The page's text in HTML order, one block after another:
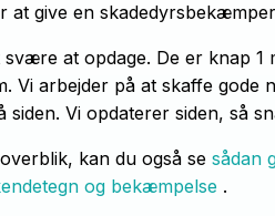
give en
at opdage. De er knap 1
Vi arbejder på at skaffe
siden. Vi opdaterer siden, så
kan du også se sådan
og bekæmpelse .